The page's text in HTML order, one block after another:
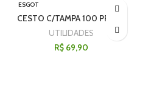
ESGOT
CESTO C/TAMPA 100 PRETO
UTILIDADES
R$ 69,90